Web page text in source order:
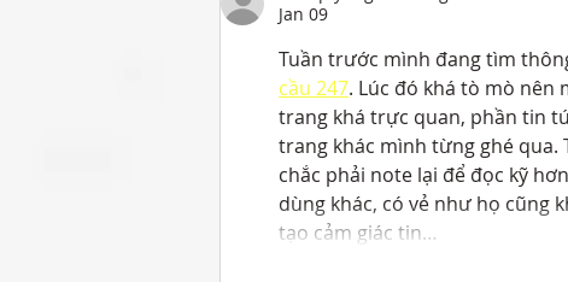
Jan 09
Tuần trước mình đang tìm
cầu 247. Lúc đó khá tò mò nên
trang khá trực quan, phần tin
trang khác mình từng ghé qua.
chắc phải note lại để đọc kỹ
dùng khác, có vẻ như họ cũng
tạo cảm giác tin…